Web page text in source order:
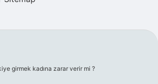
girmek kadına zarar verir mi ?